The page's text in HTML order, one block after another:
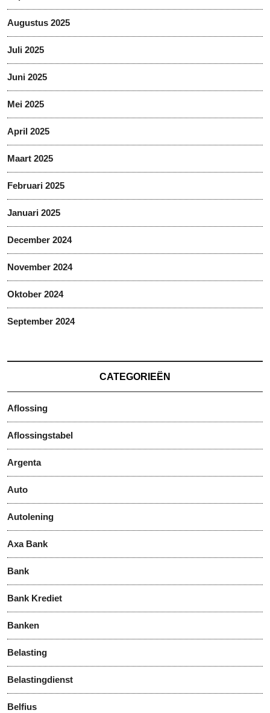
Augustus 2025
Juli 2025
Juni 2025
Mei 2025
April 2025
Maart 2025
Februari 2025
Januari 2025
December 2024
November 2024
Oktober 2024
September 2024
CATEGORIEËN
Aflossing
Aflossingstabel
Argenta
Auto
Autolening
Axa Bank
Bank
Bank Krediet
Banken
Belasting
Belastingdienst
Belfius